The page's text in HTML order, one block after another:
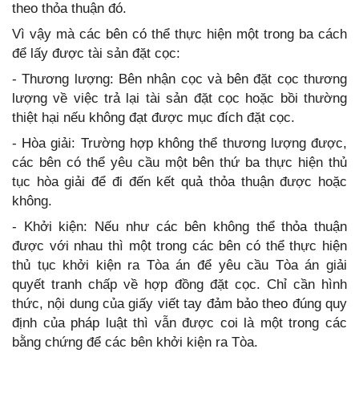
theo thỏa thuận đó.
Vì vậy mà các bên có thể thực hiện một trong ba cách
để lấy được tài sản đặt cọc:
- Thương lượng: Bên nhận cọc và bên đặt cọc thương
lượng về việc trả lại tài sản đặt cọc hoặc bồi thường
thiệt hại nếu không đạt được mục đích đặt cọc.
- Hòa giải: Trường hợp không thể thương lượng được,
các bên có thể yêu cầu một bên thứ ba thực hiện thủ
tục hòa giải để đi đến kết quả thỏa thuận được hoặc
không.
- Khởi kiện: Nếu như các bên không thể thỏa thuận
được với nhau thì một trong các bên có thể thực hiện
thủ tục khởi kiện ra Tòa án để yêu cầu Tòa án giải
quyết tranh chấp về hợp đồng đặt cọc. Chỉ cần hình
thức, nội dung của giấy viết tay đảm bảo theo đúng quy
định của pháp luật thì vẫn được coi là một trong các
bằng chứng để các bên khởi kiện ra Tòa.